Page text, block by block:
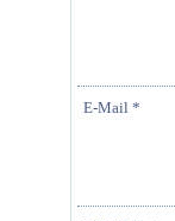
E-Mail *